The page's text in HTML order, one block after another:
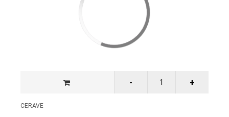
CERAVE